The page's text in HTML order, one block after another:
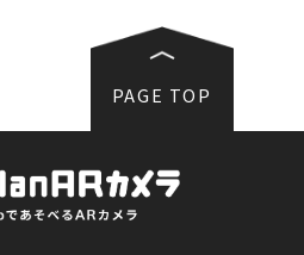
PAGE TOP